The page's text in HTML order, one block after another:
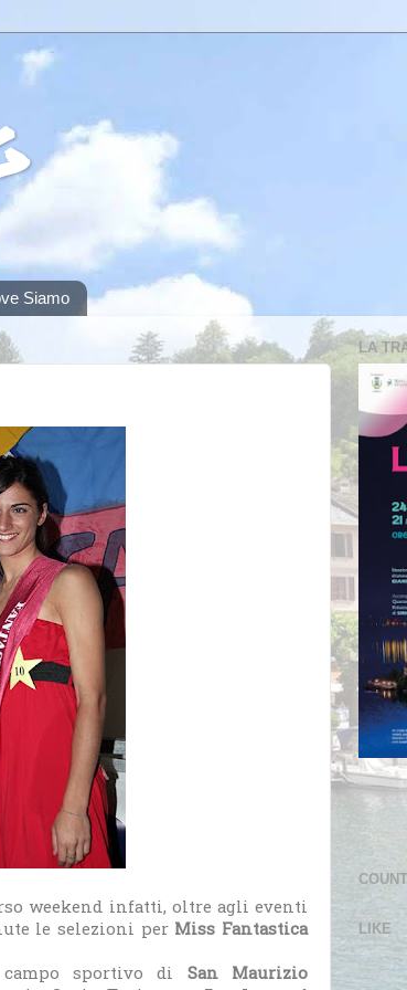
Siamo
weekend infatti, oltre agli eventi
le selezioni per Miss Fantastica
sportivo di San Maurizio
LA
LIKE